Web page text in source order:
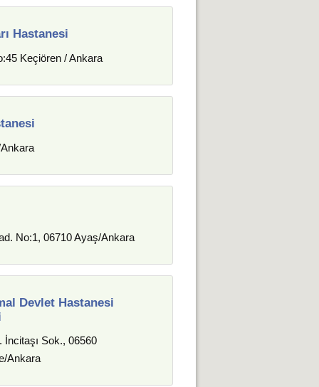
Hastanesi
Keçiören / Ankara
No:1, 06710 Ayaş/Ankara
Devlet Hastanesi
Sok., 06560
Ankara